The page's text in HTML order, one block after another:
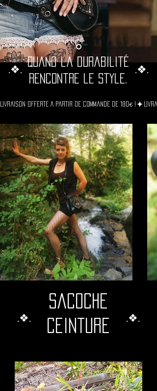
Quand la durabilité
rencontre le style.
.❖.
.❖.
Livraison Offerte A Partir De Commande De 180€ !
.❖.
Sacoche
ceinture
.❖.